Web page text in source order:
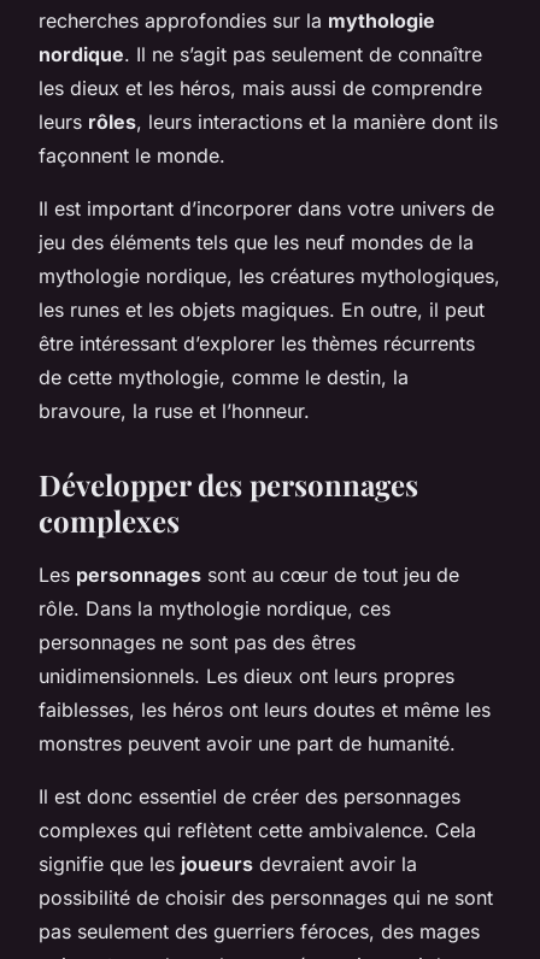
recherches approfondies sur la mythologie
nordique. Il ne s’agit pas seulement de connaître
les dieux et les héros, mais aussi de comprendre
leurs rôles, leurs interactions et la manière dont ils
façonnent le monde.
Il est important d’incorporer dans votre univers de
jeu des éléments tels que les neuf mondes de la
mythologie nordique, les créatures mythologiques,
les runes et les objets magiques. En outre, il peut
être intéressant d’explorer les thèmes récurrents
de cette mythologie, comme le destin, la
bravoure, la ruse et l’honneur.
Développer des personnages
complexes
Les personnages sont au cœur de tout jeu de
rôle. Dans la mythologie nordique, ces
personnages ne sont pas des êtres
unidimensionnels. Les dieux ont leurs propres
faiblesses, les héros ont leurs doutes et même les
monstres peuvent avoir une part de humanité.
Il est donc essentiel de créer des personnages
complexes qui reflètent cette ambivalence. Cela
signifie que les joueurs devraient avoir la
possibilité de choisir des personnages qui ne sont
pas seulement des guerriers féroces, des mages